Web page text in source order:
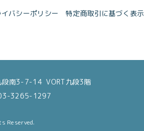
バシーポリシー 特定商取引に基づく表示
南3-7-14 VORT九段3階
3265-1297
Reserved.